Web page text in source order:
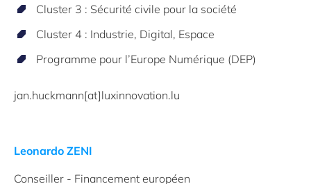
Cluster 3 : Sécurité civile pour la société
Cluster 4 : Industrie, Digital, Espace
Programme pour l’Europe Numérique (DEP)
jan.huckmann[at]luxinnovation.lu
Leonardo ZENI
Conseiller - Financement européen